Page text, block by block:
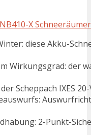
X
diese Akku-
Wirkungsgrad: der
Scheppach IXES
2-Punkt-